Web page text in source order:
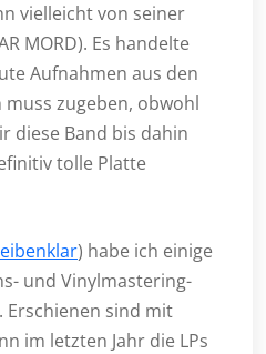
vielleicht von seiner
MORD). Es handelte
Aufnahmen aus den
muss zugeben, obwohl
diese Band bis dahin
tolle Platte
) habe ich einige
und Vinylmastering-
sind mit
im letzten Jahr die LPs